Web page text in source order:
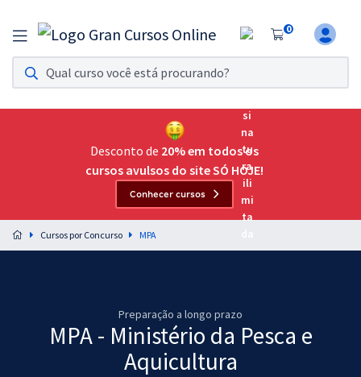
0
Assinatura Ilimitada 11
Acesso a todos os cursos. Teste grátis por 7 dias!
Assinatura OAB Até Passar
Acesso ilimitado a toda preparação para o Exame da
Preparação completa e intensiva para as principais
residências em saúde do Brasil
Assinatura Ilimitada
Cursos 20% OFF
Desconto de 20% em todos os
cursos avulsos do site SÓ HOJE!
Conhecer cursos
Cursos por Concurso MPA
Preparação a longo prazo
MPA - Ministério da Pesca e
Aquicultura